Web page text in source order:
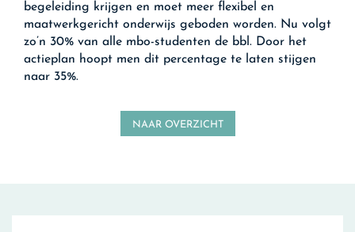
begeleiding krijgen en moet meer flexibel en
maatwerkgericht onderwijs geboden worden. Nu volgt
zo’n 30% van alle mbo-studenten de bbl. Door het
actieplan hoopt men dit percentage te laten stijgen
naar 35%.
NAAR OVERZICHT